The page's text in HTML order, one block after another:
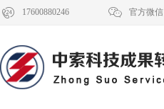
 17600880246  官方微信